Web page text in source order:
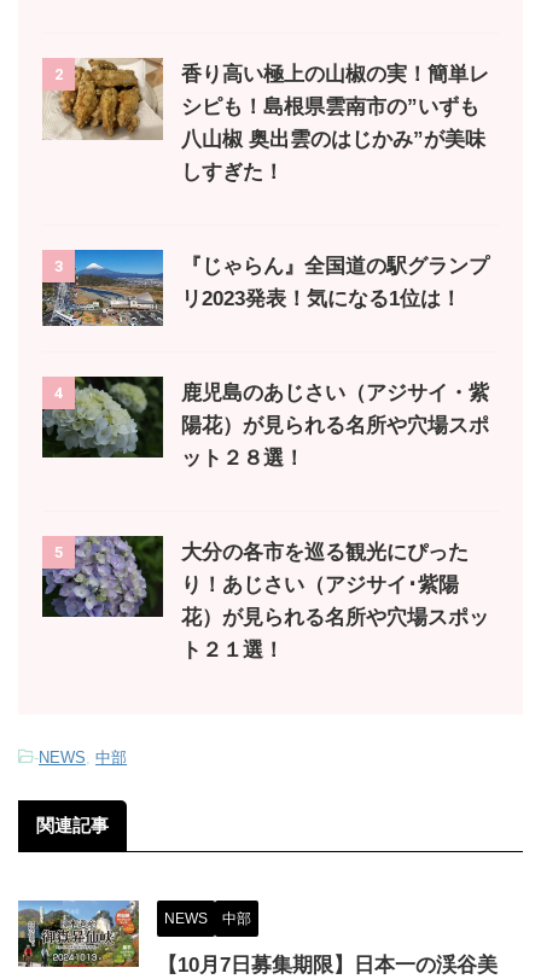
2
香り高い極上の山椒の実！簡単レ
シピも！島根県雲南市の”いずも
八山椒 奥出雲のはじかみ”が美味
しすぎた！
3
『じゃらん』全国道の駅グランプ
リ2023発表！気になる1位は！
4
鹿児島のあじさい（アジサイ・紫
陽花）が見られる名所や穴場スポ
ット２８選！
5
大分の各市を巡る観光にぴった
り！あじさい（アジサイ･紫陽
花）が見られる名所や穴場スポッ
ト２１選！
-NEWS, 中部
関連記事
NEWS 中部
【10月7日募集期限】日本一の渓谷美